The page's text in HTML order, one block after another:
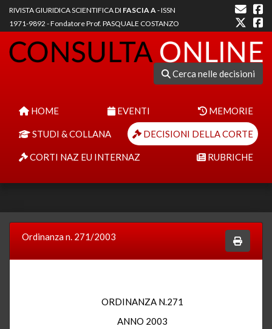
RIVISTA GIURIDICA SCIENTIFICA DI FASCIA A- ISSN
1971-9892 - Fondatore Prof. PASQUALE COSTANZO
Cerca nelle decisioni
HOME EVENTI MEMORIE
STUDI & COLLANA DECISIONI DELLA CORTE
CORTI NAZ EU INTERNAZ RUBRICHE
Ordinanza n. 271/2003
ORDINANZA N.271
ANNO 2003